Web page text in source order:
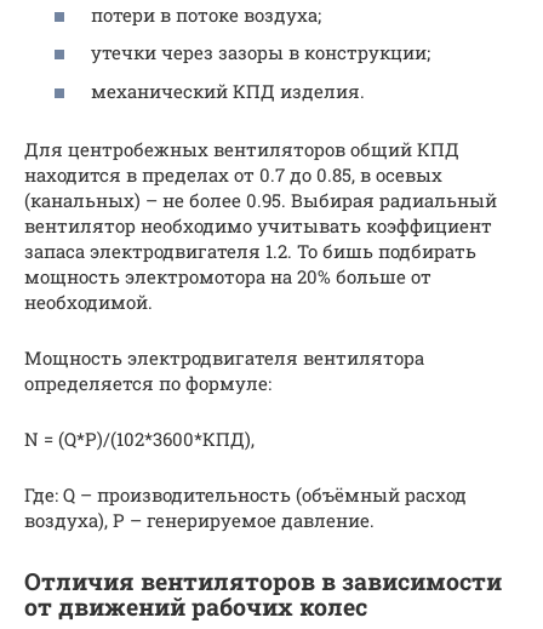
потери в потоке воздуха;
утечки через зазоры в конструкции;
механический КПД изделия.
Для центробежных вентиляторов общий КПД
находится в пределах от 0.7 до 0.85, в осевых
(канальных) – не более 0.95. Выбирая радиальный
вентилятор необходимо учитывать коэффициент
запаса электродвигателя 1.2. То бишь подбирать
мощность электромотора на 20% больше от
необходимой.
Мощность электродвигателя вентилятора
определяется по формуле:
N = (Q*P)/(102*3600*КПД),
Где: Q – производительность (объёмный расход
воздуха), P – генерируемое давление.
Отличия вентиляторов в зависимости
от движений рабочих колес